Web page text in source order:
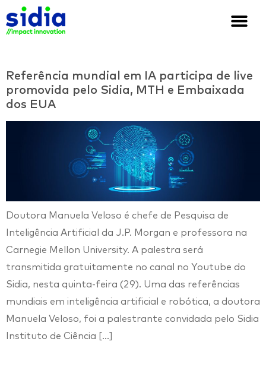
Referência mundial em IA participa de live
promovida pelo Sidia, MTH e Embaixada
dos EUA
Doutora Manuela Veloso é chefe de Pesquisa de
Inteligência Artificial da J.P. Morgan e professora na
Carnegie Mellon University. A palestra será
transmitida gratuitamente no canal no Youtube do
Sidia, nesta quinta-feira (29). Uma das referências
mundiais em inteligência artificial e robótica, a doutora
Manuela Veloso, foi a palestrante convidada pelo Sidia
Instituto de Ciência […]